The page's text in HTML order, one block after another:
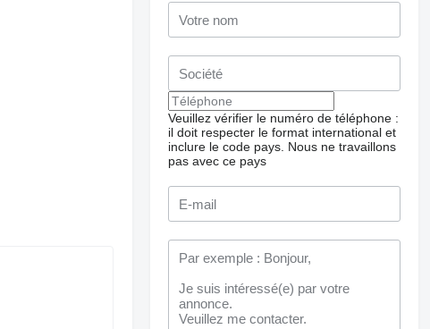
Veuillez vérifier le numéro de téléphone :
il doit respecter le format international et
inclure le code pays. Nous ne travaillons
pas avec ce pays